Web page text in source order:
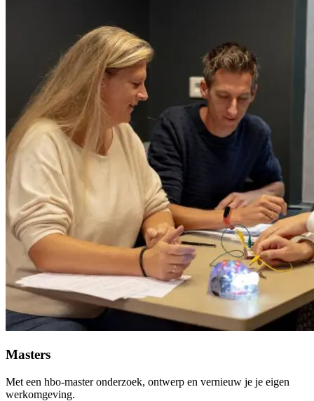
Masters
Met een hbo-master onderzoek, ontwerp en vernieuw je je eigen
werkomgeving.